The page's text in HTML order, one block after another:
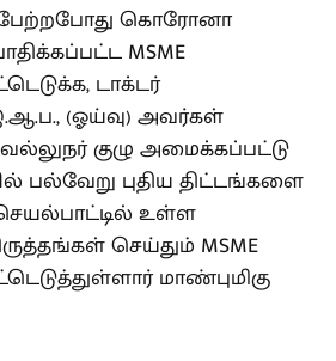
கொரோனா
MSME
டாக்டர்
(ஓய்வு) அவர்கள்
குழு அமைக்கப்பட்டு
பல்வேறு புதிய திட்டங்களை
உள்ள
செய்தும் MSME
மாண்புமிகு